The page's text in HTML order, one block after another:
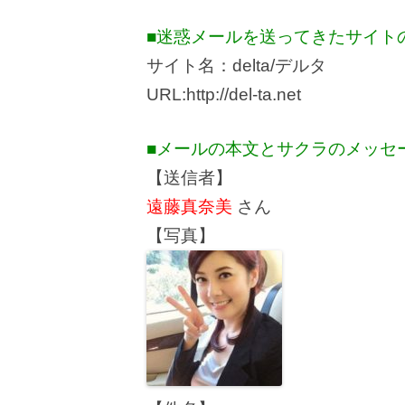
■迷惑メールを送ってきたサイト
サイト名：delta/デルタ
URL:http://del-ta.net
■メールの本文とサクラのメッセ
【送信者】
遠藤真奈美 さん
【写真】